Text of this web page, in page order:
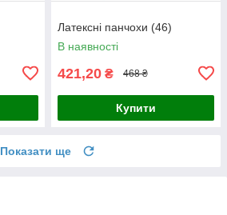
Латексні панчохи (46)
В наявності
421,20 ₴ 468 ₴
Купити
Показати ще